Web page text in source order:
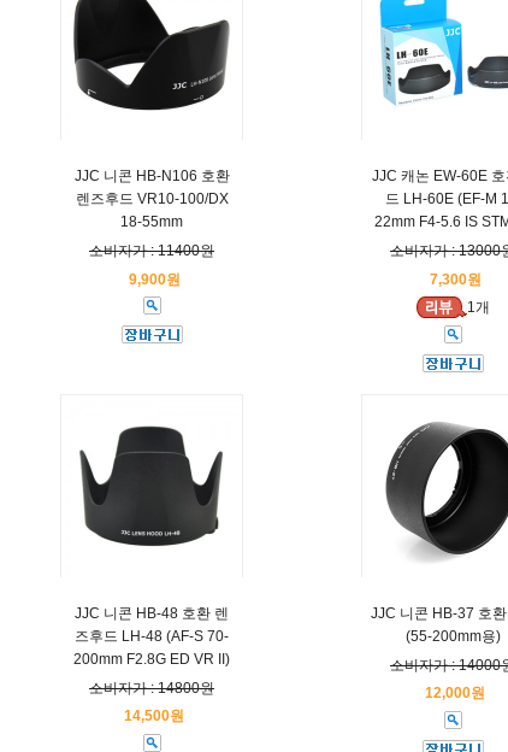
JJC 니콘 HB-N106 호환
렌즈후드 VR10-100/DX
18-55mm
소비자가 : 11400원
9,900원
JJC 캐논 EW-60E 호
드 LH-60E (EF-M
22mm F4-5.6 IS
소비자가 : 13000
7,300원
1개
JJC 니콘 HB-48 호환 렌
즈후드 LH-48 (AF-S 70-
200mm F2.8G ED VR II)
소비자가 : 14800원
14,500원
JJC 니콘 HB-37 호
(55-200mm용)
소비자가 : 14000
12,000원